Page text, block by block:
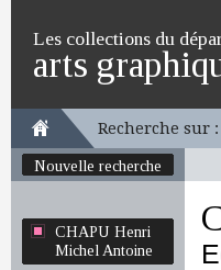
Les collections du
arts
Recherche sur :
Nouvelle recherche
CHAPU Henri
Michel Antoine